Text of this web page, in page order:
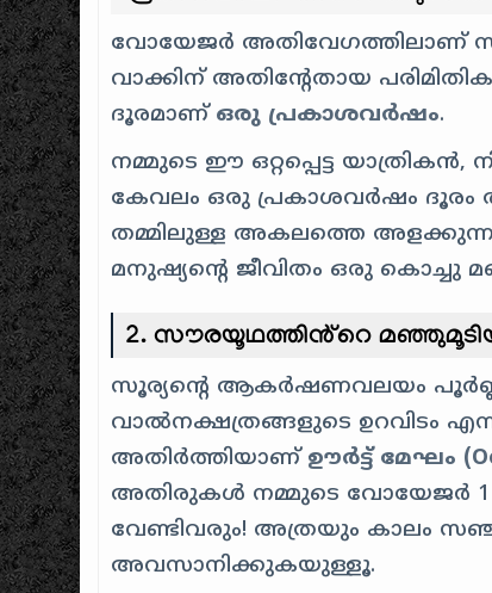
വോയേജർ അതിവേഗത്തിലാണ്
വാക്കിന് അതിൻ്റേതായ
ദൂരമാണ് ഒരു പ്രകാശവർഷം.
നമ്മുടെ ഈ ഒറ്റപ്പെട്ട
കേവലം ഒരു പ്രകാശവർഷം ദൂരം
തമ്മിലുള്ള അകലത്തെ അളക്കുന്ന ഈ
മനുഷ്യൻ്റെ ജീവിതം ഒരു കൊച്ചു
2. സൗരയൂഥത്തിൻ്റെ
സൂര്യൻ്റെ ആകർഷണവലയം
വാൽനക്ഷത്രങ്ങളുടെ ഉറവിടം
അതിർത്തിയാണ് ഊർട്ട് മേഘം
അതിരുകൾ നമ്മുടെ വോയേജർ 1
വേണ്ടിവരും! അത്രയും കാലം
അവസാനിക്കുകയുള്ളൂ.